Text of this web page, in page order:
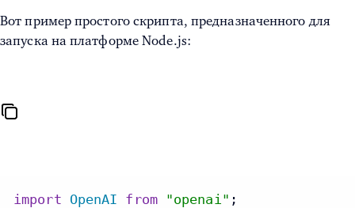
Вот пример простого скрипта, предназначенного для
запуска на платформе Node.js:
import OpenAI from "openai" ;